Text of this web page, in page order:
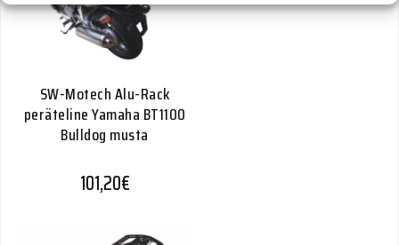
SW-Motech Alu-Rack
peräteline Yamaha BT1100
Bulldog musta
101,20€